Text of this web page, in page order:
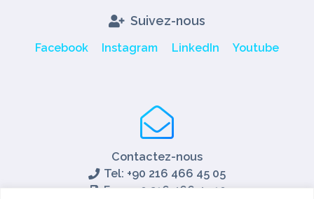
Suivez-nous
Facebook Instagram LinkedIn Youtube
Contactez-nous
Tel: +90 216 466 45 05
Fax: +90 216 466 45 10